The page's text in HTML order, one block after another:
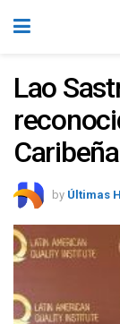
Lao
by Últimas